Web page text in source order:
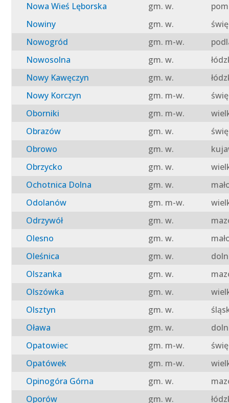
Nowa Wieś Lęborska
gm. w.
Nowiny
gm. w.
Nowogród
gm. m-w.
Nowosolna
gm. w.
Nowy Kawęczyn
gm. w.
Nowy Korczyn
gm. m-w.
Oborniki
gm. m-w.
Obrazów
gm. w.
Obrowo
gm. w.
Obrzycko
gm. w.
Ochotnica Dolna
gm. w.
Odolanów
gm. m-w.
Odrzywół
gm. w.
Olesno
gm. w.
Oleśnica
gm. w.
Olszanka
gm. w.
Olszówka
gm. w.
Olsztyn
gm. w.
Oława
gm. w.
Opatowiec
gm. m-w.
Opatówek
gm. m-w.
Opinogóra Górna
gm. w.
Oporów
gm. w.